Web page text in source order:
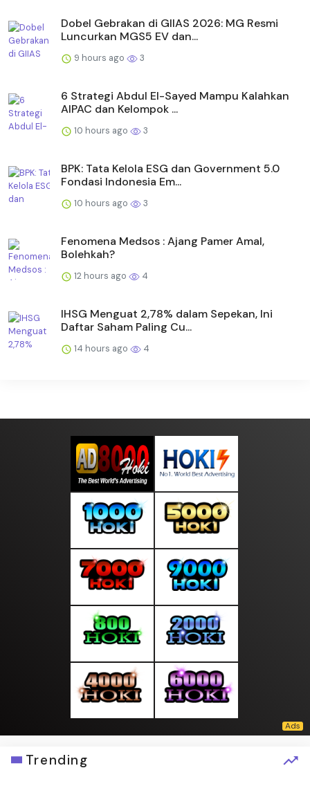
Dobel Gebrakan di GIIAS 2026: MG Resmi
Luncurkan MGS5 EV dan...
9 hours ago 3
6 Strategi Abdul El-Sayed Mampu Kalahkan
AIPAC dan Kelompok ...
10 hours ago 3
BPK: Tata Kelola ESG dan Government 5.0
Fondasi Indonesia Em...
10 hours ago 3
Fenomena Medsos : Ajang Pamer Amal,
Bolehkah?
12 hours ago 4
IHSG Menguat 2,78% dalam Sepekan, Ini
Daftar Saham Paling Cu...
14 hours ago 4
Trending